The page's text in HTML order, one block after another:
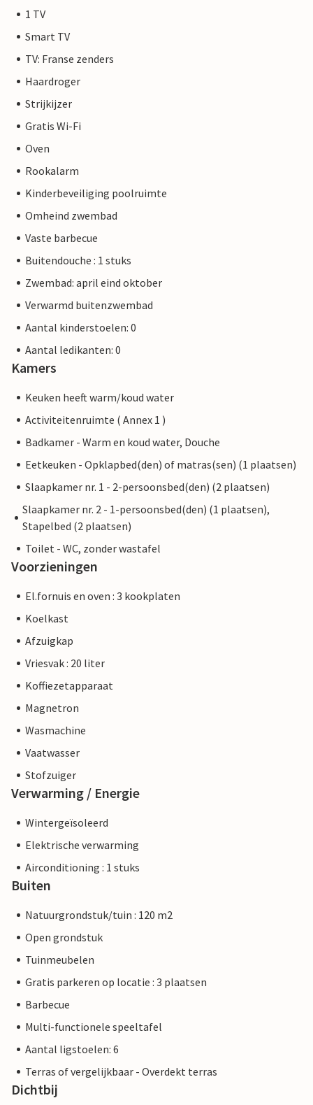
1 TV
Smart TV
TV: Franse zenders
Haardroger
Strijkijzer
Gratis Wi-Fi
Oven
Rookalarm
Kinderbeveiliging poolruimte
Omheind zwembad
Vaste barbecue
Buitendouche : 1 stuks
Zwembad: april eind oktober
Verwarmd buitenzwembad
Aantal kinderstoelen: 0
Aantal ledikanten: 0
Kamers
Keuken heeft warm/koud water
Activiteitenruimte ( Annex 1 )
Badkamer - Warm en koud water, Douche
Eetkeuken - Opklapbed(den) of matras(sen) (1 plaatsen)
Slaapkamer nr. 1 - 2-persoonsbed(den) (2 plaatsen)
Slaapkamer nr. 2 - 1-persoonsbed(den) (1 plaatsen),
Stapelbed (2 plaatsen)
Toilet - WC, zonder wastafel
Voorzieningen
El.fornuis en oven : 3 kookplaten
Koelkast
Afzuigkap
Vriesvak : 20 liter
Koffiezetapparaat
Magnetron
Wasmachine
Vaatwasser
Stofzuiger
Verwarming / Energie
Wintergeïsoleerd
Elektrische verwarming
Airconditioning : 1 stuks
Buiten
Natuurgrondstuk/tuin : 120 m2
Open grondstuk
Tuinmeubelen
Gratis parkeren op locatie : 3 plaatsen
Barbecue
Multi-functionele speeltafel
Aantal ligstoelen: 6
Terras of vergelijkbaar - Overdekt terras
Dichtbij